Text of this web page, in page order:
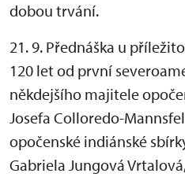
dobou trvání.
21. 9. Přednáška u
120 let od první
někdejšího majitele
Josefa Colloredo-
opočenské indiánské
Gabriela Jungová